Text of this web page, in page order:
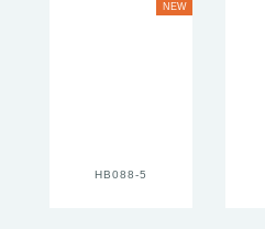
HB088-5
NEW